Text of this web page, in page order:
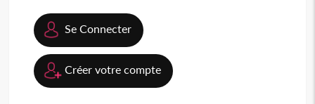
Se Connecter
Créer votre compte